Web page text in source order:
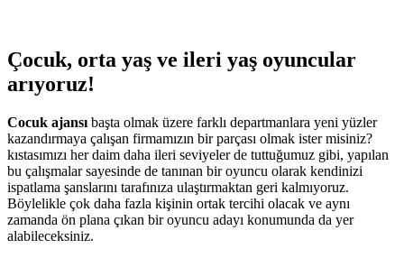
Çocuk, orta yaş ve ileri yaş oyuncular
arıyoruz!
Cocuk ajansı başta olmak üzere farklı departmanlara yeni yüzler
kazandırmaya çalışan firmamızın bir parçası olmak ister misiniz?
kıstasımızı her daim daha ileri seviyeler de tuttuğumuz gibi, yapılan
bu çalışmalar sayesinde de tanınan bir oyuncu olarak kendinizi
ispatlama şanslarını tarafınıza ulaştırmaktan geri kalmıyoruz.
Böylelikle çok daha fazla kişinin ortak tercihi olacak ve aynı
zamanda ön plana çıkan bir oyuncu adayı konumunda da yer
alabileceksiniz.